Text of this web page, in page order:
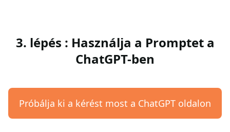
3. lépés : Használja a Promptet a
ChatGPT-ben
Próbálja ki a kérést most a ChatGPT oldalon